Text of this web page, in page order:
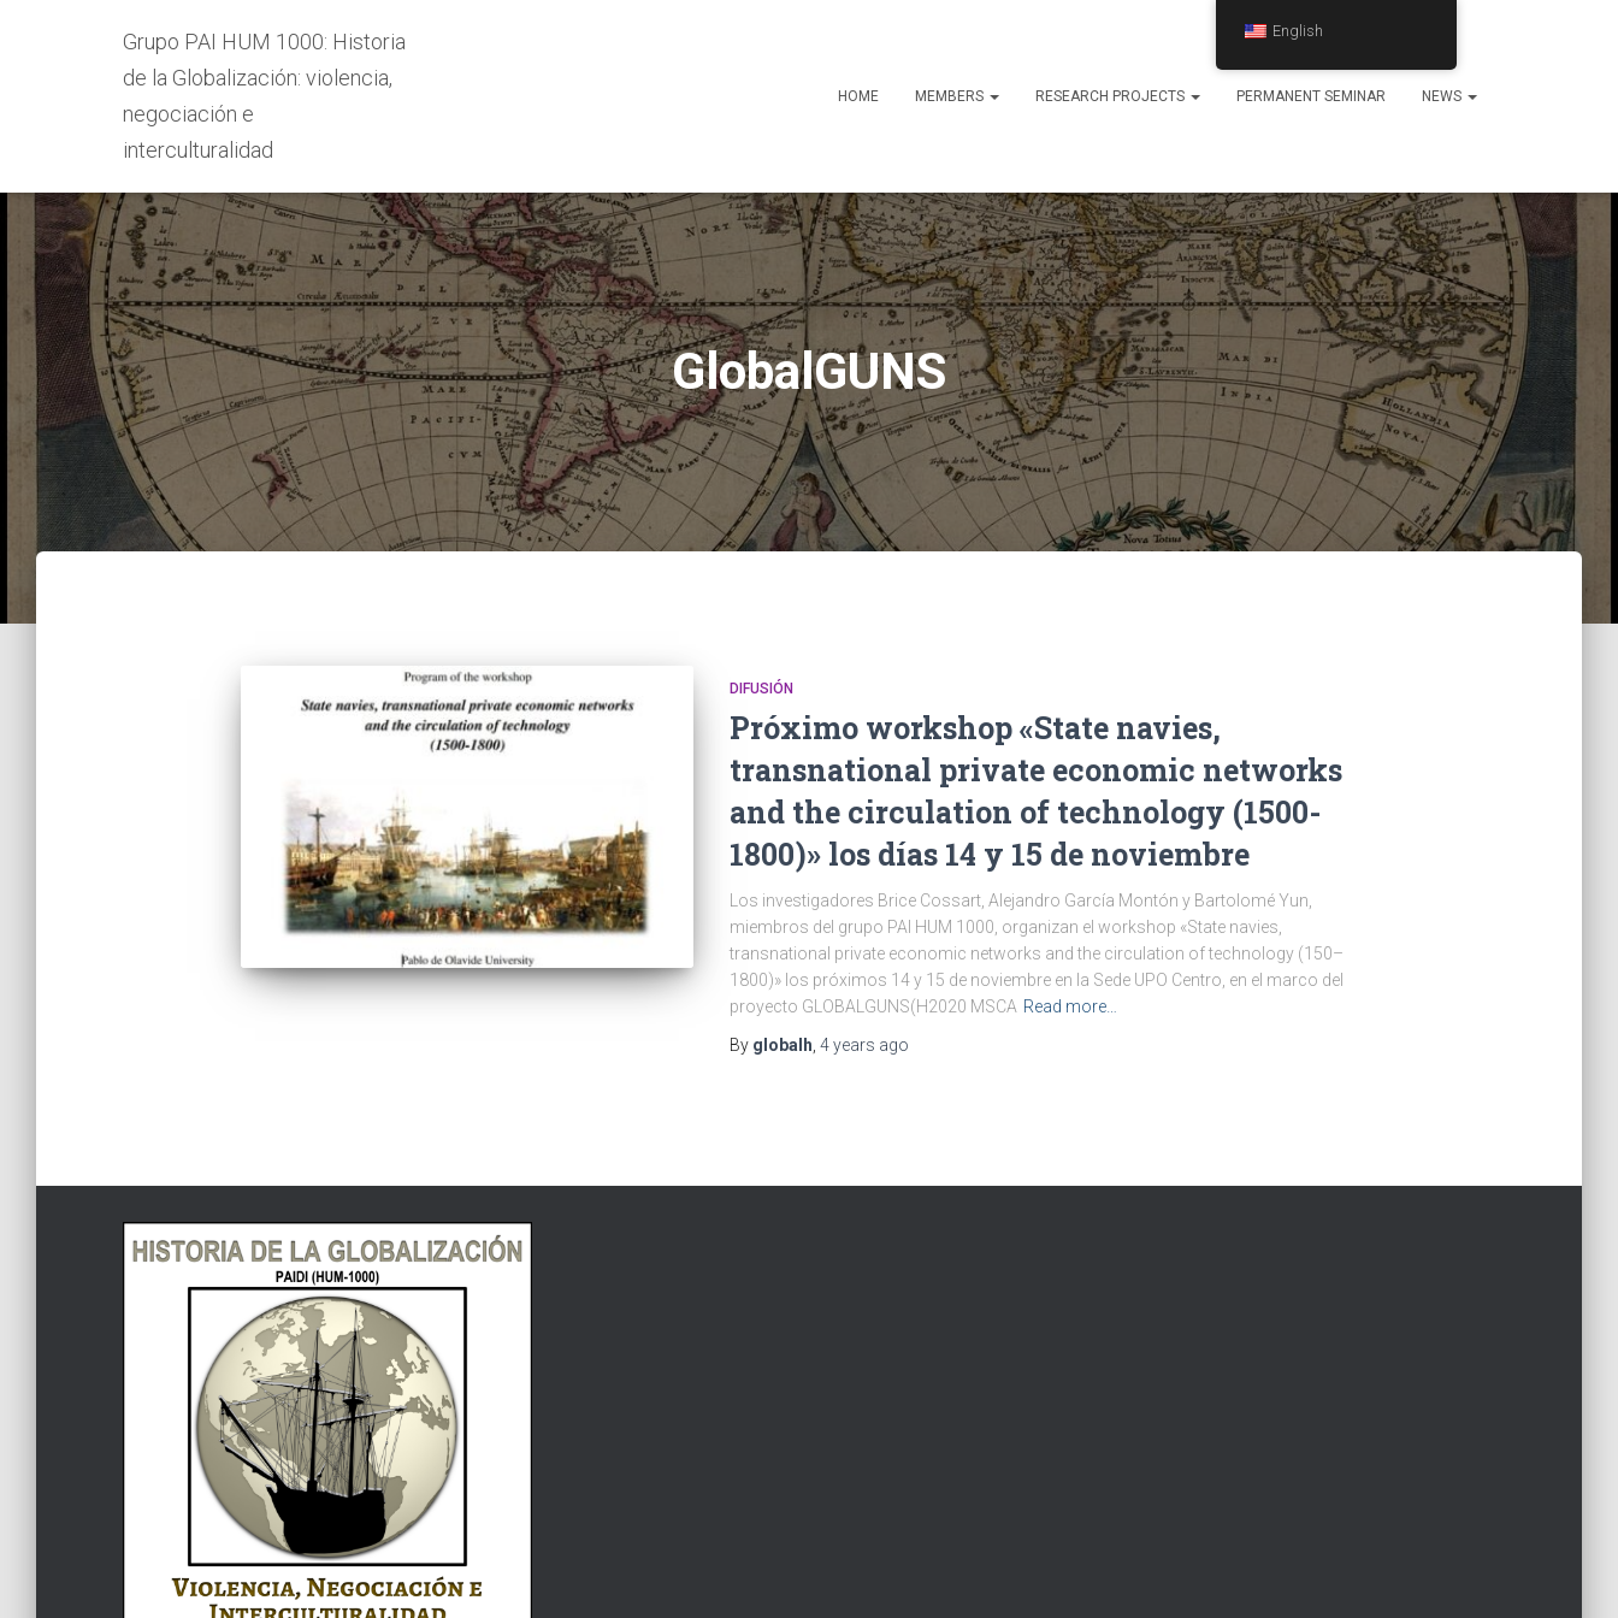
Grupo PAI HUM 1000: Historia
de la Globalización: violencia,
negociación e
interculturalidad
HOME MEMBERS RESEARCH PROJECTS PERMANENT SEMINAR NEWS
GlobalGUNS
DIFUSIÓN
Próximo workshop «State navies,
transnational private economic networks
and the circulation of technology (1500-
1800)» los días 14 y 15 de noviembre
Los investigadores Brice Cossart, Alejandro García Montón y Bartolomé Yun,
miembros del grupo PAI HUM 1000, organizan el workshop «State navies,
transnational private economic networks and the circulation of technology (150–
1800)» los próximos 14 y 15 de noviembre en la Sede UPO Centro, en el marco del
proyecto GLOBALGUNS(H2020 MSCA Read more…
By globalh 4 years ago
English